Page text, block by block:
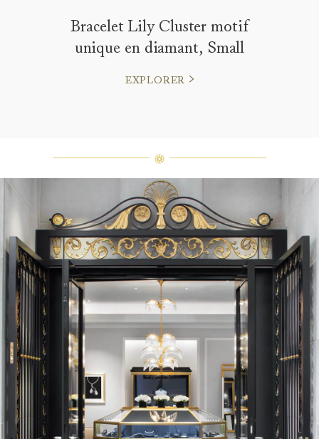
Bracelet Lily Cluster motif
unique en diamant, Small
EXPLORER